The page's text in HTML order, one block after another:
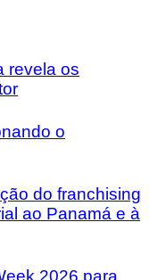
revela os
o
do franchising
ao Panamá e à
2026 para